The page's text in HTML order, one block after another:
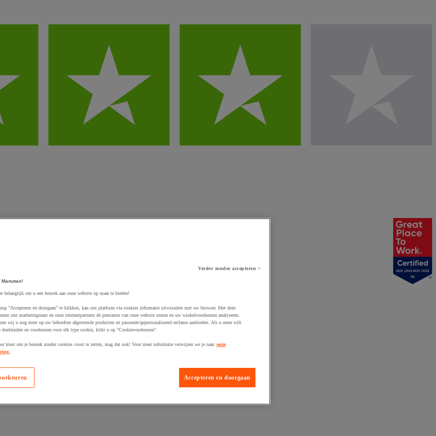
NOV 2025-NOV 2026
NL
Verder zonder accepteren >
belangrijk om u een bezoek aan onze website op maat te bieden!
"Accepteren en doorgaan" te klikken, kan ons platform via cookies informatie uitwisselen met uw browser. Met deze
ons marketingteam en onze internetpartners de prestaties van onze website meten en uw winkelvoorkeuren analyseren.
wij u nog meer op uw behoeften afgestemde producten en passende/gepersonaliseerd reclame aanbieden. Als u meer wilt
doeleinden en voorkeuren voor elk type cookie, klikt u op "Cookievoorkeuren".
kiest om je bezoek zonder cookies voort te zetten, mag dat ook! Voor meer informatie verwijzen we je naar onze
Accepteren en doorgaan